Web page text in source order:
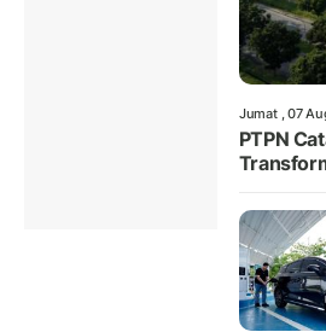
Jumat , 07
PTPN